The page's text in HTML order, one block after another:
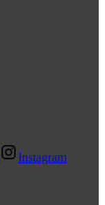
Instagram